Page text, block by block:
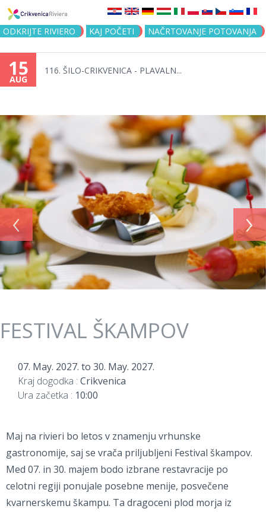
Jump to navigation
ODKRIJTE RIVIERO KAJ POČETI NAČRTOVANJE POTOVANJA
15
AUG
116. ŠILO-CRIKVENICA - PLAVALN...
‹ ›
FESTIVAL ŠKAMPOV
07. May. 2027. to 30. May. 2027.
Kraj dogodka : Crikvenica
Ura začetka : 10:00
Maj na rivieri bo letos v znamenju vrhunske
gastronomije, saj se vrača priljubljeni Festival škampov.
Med 07. in 30. majem bodo izbrane restavracije po
celotni regiji ponujale posebne menije, posvečene
kvarnerskemu škampu. Ta dragoceni plod morja iz